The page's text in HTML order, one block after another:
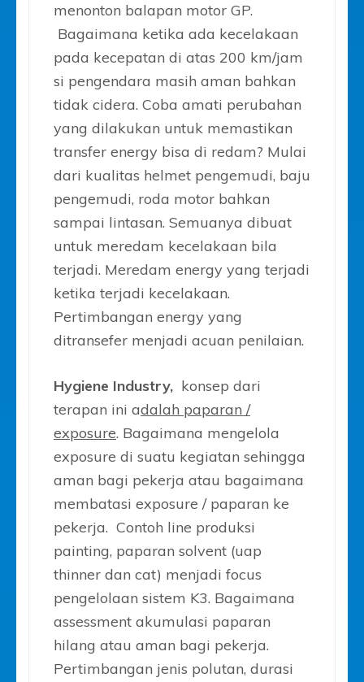
menonton balapan motor GP.
Bagaimana ketika ada kecelakaan
pada kecepatan di atas 200 km/jam
si pengendara masih aman bahkan
tidak cidera. Coba amati perubahan
yang dilakukan untuk memastikan
transfer energy bisa di redam? Mulai
dari kualitas helmet pengemudi, baju
pengemudi, roda motor bahkan
sampai lintasan. Semuanya dibuat
untuk meredam kecelakaan bila
terjadi. Meredam energy yang terjadi
ketika terjadi kecelakaan.
Pertimbangan energy yang
ditransefer menjadi acuan penilaian.
Hygiene Industry, konsep dari
terapan ini adalah paparan /
exposure. Bagaimana mengelola
exposure di suatu kegiatan sehingga
aman bagi pekerja atau bagaimana
membatasi exposure / paparan ke
pekerja. Contoh line produksi
painting, paparan solvent (uap
thinner dan cat) menjadi focus
pengelolaan sistem K3. Bagaimana
assessment akumulasi paparan
hilang atau aman bagi pekerja.
Pertimbangan jenis polutan, durasi